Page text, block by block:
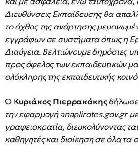
Διευθύνσεις Εκπαίδευσης θα
το άχθος της ανάρτησης
εγγράφων σε συστήματα όπως η
Διαύγεια. Βελτιώνουμε δημόσιες
προς όφελος των εκπαιδευτικών
ολόκληρης της εκπαιδευτικής
Ο Κυριάκος Πιερρακάκης
την εφαρμογή anaplirotes.gov.gr
γραφειοκρατία, διευκολύνοντας
καθηγητές και διοίκηση σε όλα τα